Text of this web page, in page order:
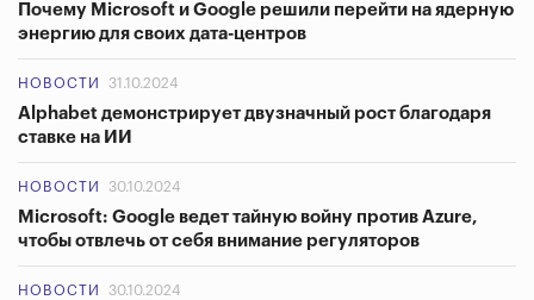
Почему Microsoft и Google решили перейти на ядерную
энергию для своих дата-центров
НОВОСТИ 31.10.2024
Alphabet демонстрирует двузначный рост благодаря
ставке на ИИ
НОВОСТИ 30.10.2024
Microsoft: Google ведет тайную войну против Azure,
чтобы отвлечь от себя внимание регуляторов
НОВОСТИ 30.10.2024